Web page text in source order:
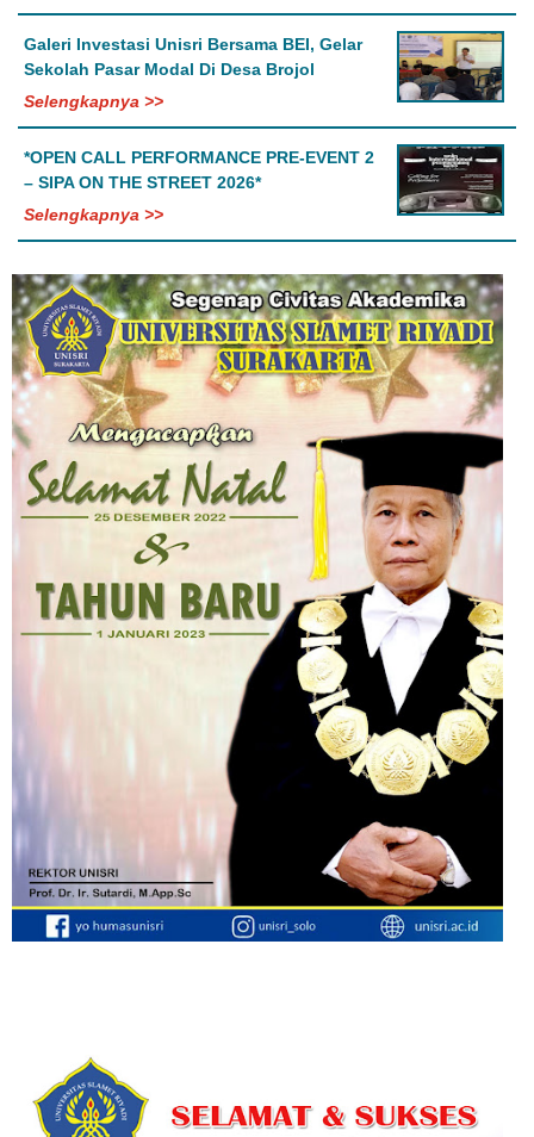
Galeri Investasi Unisri Bersama BEI, Gelar
Sekolah Pasar Modal Di Desa Brojol
Selengkapnya >>
*OPEN CALL PERFORMANCE PRE-EVENT 2
– SIPA ON THE STREET 2026*
Selengkapnya >>